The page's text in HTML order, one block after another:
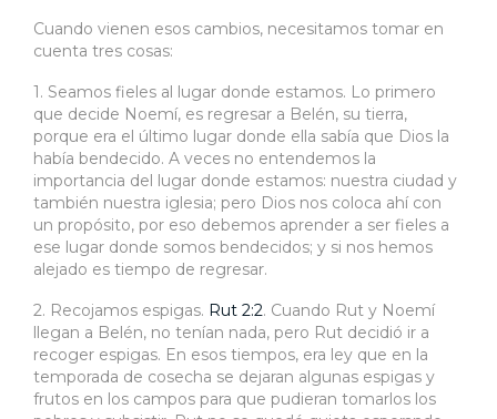
Cuando vienen esos cambios, necesitamos tomar en
cuenta tres cosas:
1. Seamos fieles al lugar donde estamos. Lo primero
que decide Noemí, es regresar a Belén, su tierra,
porque era el último lugar donde ella sabía que Dios la
había bendecido. A veces no entendemos la
importancia del lugar donde estamos: nuestra ciudad y
también nuestra iglesia; pero Dios nos coloca ahí con
un propósito, por eso debemos aprender a ser fieles a
ese lugar donde somos bendecidos; y si nos hemos
alejado es tiempo de regresar.
2. Recojamos espigas. Rut 2:2. Cuando Rut y Noemí
llegan a Belén, no tenían nada, pero Rut decidió ir a
recoger espigas. En esos tiempos, era ley que en la
temporada de cosecha se dejaran algunas espigas y
frutos en los campos para que pudieran tomarlos los